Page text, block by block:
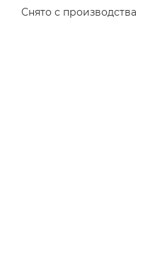
Снято с производства